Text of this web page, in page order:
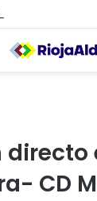
directo
CD